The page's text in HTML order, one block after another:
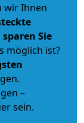
wir Ihnen
sparen Sie
möglich ist?
–
sein.